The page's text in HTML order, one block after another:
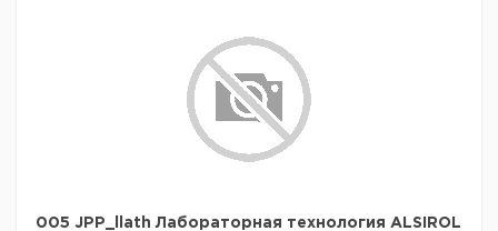
005 JPP_llath Лабораторная технология ALSIROL